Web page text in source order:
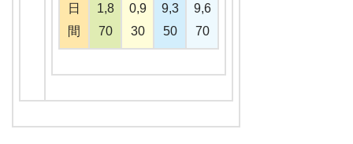
日
間
1,8
70
0,9
30
9,3
50
9,6
70